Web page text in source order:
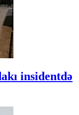
insidentdə